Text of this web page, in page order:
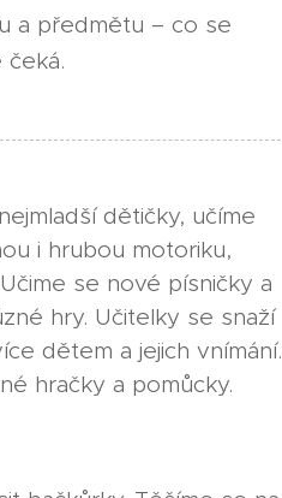
a předmětu – co se
čeká.
dětičky, učíme
i hrubou motoriku,
se nové písničky a
hry. Učitelky se snaží
dětem a jejich vnímání.
hračky a pomůcky.